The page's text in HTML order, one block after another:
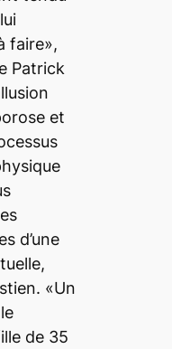
faire»,
Patrick
et
d’une
«Un
de 35